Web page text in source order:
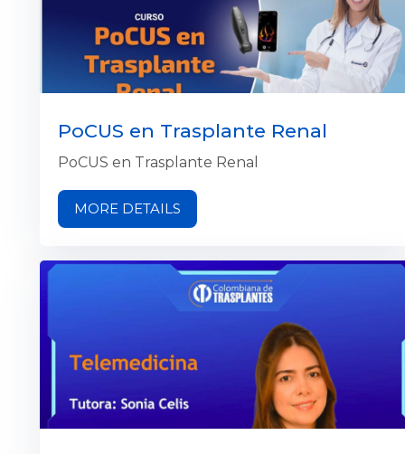
PoCUS en Trasplante Renal
PoCUS en Trasplante Renal
MORE DETAILS